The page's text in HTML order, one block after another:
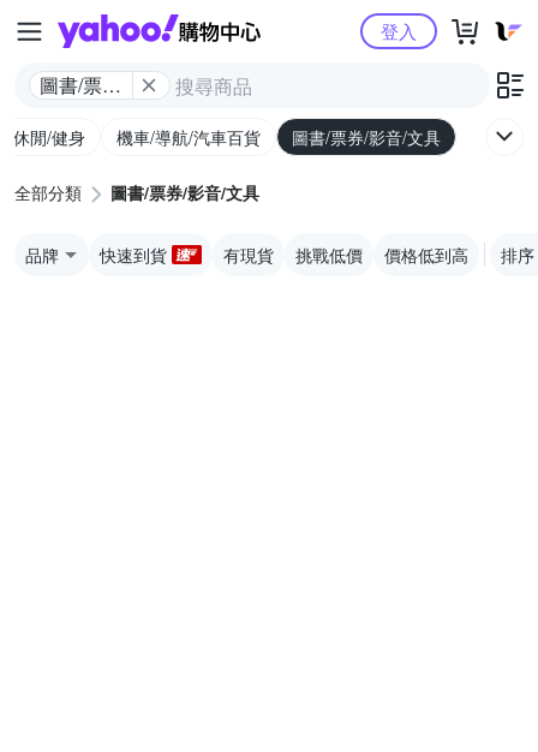
Yahoo購物中心
圖書/票券/
登入
/休閒/健身 機車/導航/汽車百貨 圖書/票券/影音/文具
全部分類 圖書/票券/影音/文具
品牌 快速到貨 有現貨 挑戰低價 價格低到高 排序